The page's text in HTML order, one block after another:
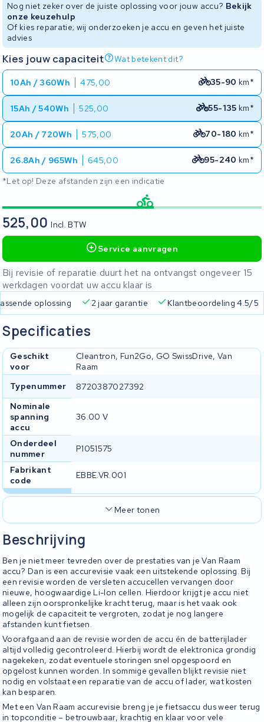
Nog niet zeker over de juiste oplossing voor jouw accu? Bekijk
onze keuzehulp
Of kies reparatie; wij onderzoeken je accu en geven het juiste
advies
Kies jouw capaciteit Wat betekent dit?
10Ah / 360Wh 475,00 35-90 km*
15Ah / 540Wh 525,00 55-135 km*
20Ah / 720Wh 575,00 70-180 km*
26.8Ah / 965Wh 645,00 95-240 km*
*Let op! Deze afstanden zijn een indicatie
525,00Incl. BTW
Service aanvragen
Bij revisie of reparatie duurt het na ontvangst ongeveer 15
werkdagen voordat uw accu klaar is
oplossing 2 jaar garantie Klantbeoordeling 4.5/5
Beschrijving
Ben je niet meer tevreden over de prestaties van je Van Raam
accu? Dan is een accurevisie vaak een uitstekende oplossing. Bij
een revisie worden de versleten accucellen vervangen door
nieuwe, hoogwaardige Li-Ion cellen. Hierdoor krijgt je accu niet
alleen zijn oorspronkelijke kracht terug, maar is het vaak ook
mogelijk de capaciteit te vergroten, zodat je nog langere
afstanden kunt fietsen.
Voorafgaand aan de revisie worden de accu én de batterijlader
altijd volledig gecontroleerd. Hierbij wordt de elektronica grondig
nagekeken, zodat eventuele storingen snel opgespoord en
opgelost kunnen worden. In sommige gevallen blijkt revisie niet
nodig en volstaat een reparatie van de accu of lader, wat kosten
kan besparen.
Met een Van Raam accurevisie breng je je fietsaccu dus weer terug
in topconditie – betrouwbaar, krachtig en klaar voor vele
Specificaties
Geschikt
voor
Cleantron, Fun2Go, GO SwissDrive, Van
Raam
Typenummer
8720387027392
Nominale
spanning
accu
36.00 V
Onderdeel
nummer
P1051575
Fabrikant
code
EBBE.VR.001
Meer tonen